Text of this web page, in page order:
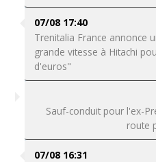
07/08 17:40
Trenitalia France annonce
grande vitesse à Hitachi
d'euros"
Sauf-conduit pour l'ex-
route
07/08 16:31